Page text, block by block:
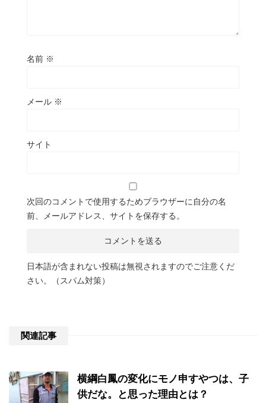
名前 ※
メール ※
サイト
次回のコメントで使用するためブラウザーに自分の名
前、メールアドレス、サイトを保存する。
日本語が含まれない投稿は無視されますのでご注意くだ
さい。（スパム対策）
関連記事
横綱白鳳の変化にモノ申すやつは、子
供だな。と思った理由とは？